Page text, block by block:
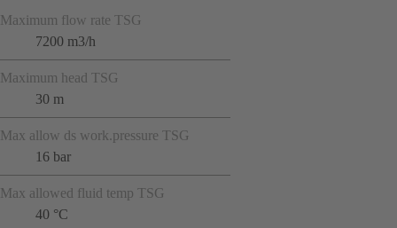
Maximum flow rate TSG
7200 m3/h
Maximum head TSG
30 m
Max allow ds work.pressure TSG
16 bar
Max allowed fluid temp TSG
40 °C